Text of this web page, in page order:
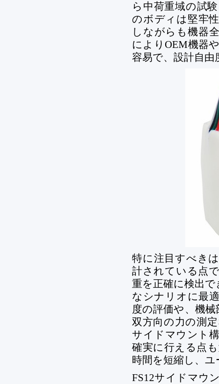
ら中荷重域の試
のボディは堅牢
しながらも機器
によりOEM機器
容易で、設計自
特に注目すべき
計されている点
重を正確に検出
なシナリオに最
度の評価や、機
双方向の力の測
サイドマウント
確実に行える点
時間を短縮し、
FS12サイドマウ